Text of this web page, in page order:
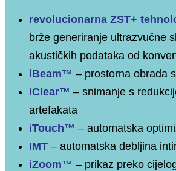
revolucionarna ZST+
brže generiranje ultrazvučne
akustičkih podataka od
iBeam™ – prostorna obrada
iClear™ – snimanje s
artefakata
iTouch™ – automatska
IMT – automatska debljina
iZoom™ – prikaz preko